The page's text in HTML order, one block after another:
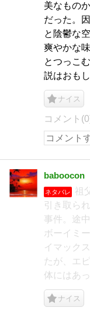
美なもの
だった。
と陰鬱な
爽やかな
とつっこ
説はおも
ナイス
コメント
baboocon
ネタバレ
祖
引き取ら
事件。途
ボーイミ
イマック
たが、エ
体にはあ
ナイス